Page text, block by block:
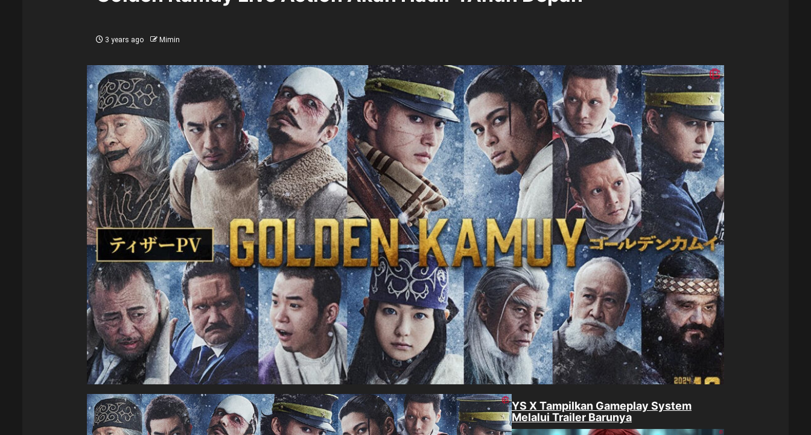
3 years ago Mimin
YS X Tampilkan Gameplay System
Melalui Trailer Barunya